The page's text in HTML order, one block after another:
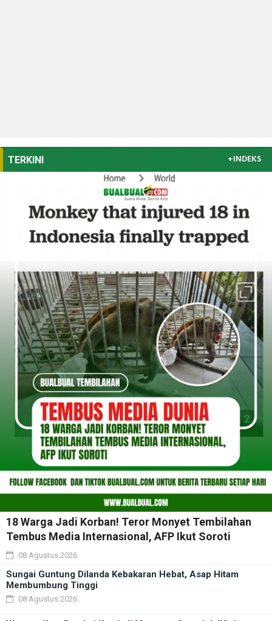
TERKINI +INDEKS
18 Warga Jadi Korban! Teror Monyet Tembilahan
Tembus Media Internasional, AFP Ikut Soroti
08 Agustus 2026
Sungai Guntung Dilanda Kebakaran Hebat, Asap Hitam
Membumbung Tinggi
08 Agustus 2026